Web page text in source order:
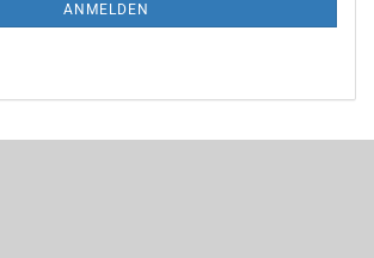
ANMELDEN